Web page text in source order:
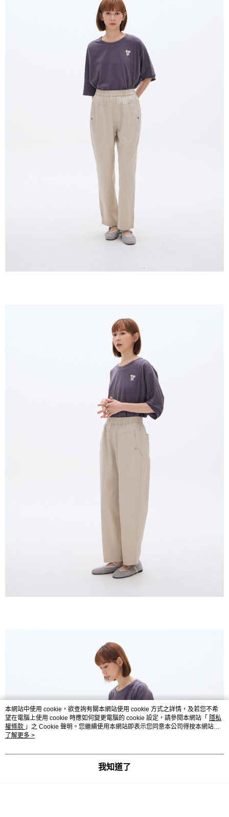
本網站中使用 cookie，欲查詢有關本網站使用 cookie 方式之詳情，及若您不希
望在電腦上使用 cookie 時應如何變更電腦的 cookie 設定，請參閱本網站「 隱私
權條款 」之 Cookie 聲明。您繼續使用本網站即表示您同意本公司得按本網站使
用條款之 Cookie 聲明使用 cookie。
了解更多 >
我知道了